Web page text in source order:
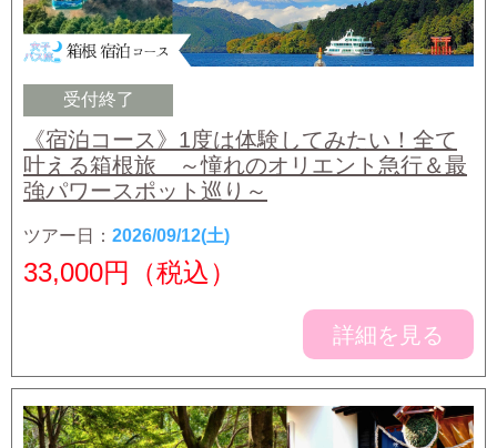
受付終了
《宿泊コース》1度は体験してみたい！全て
叶える箱根旅 ～憧れのオリエント急行＆最
強パワースポット巡り～
ツアー日： 2026/09/12(土)
33,000円（税込）
詳細を見る